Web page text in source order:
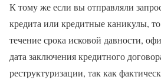
К тому же если вы отправляли
кредита или кредитные каникулы,
течение срока исковой давности,
дата заключения кредитного
реструктуризации, так как